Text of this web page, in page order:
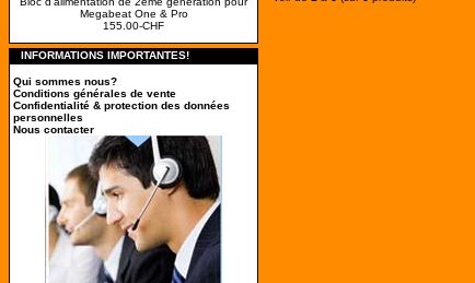
Megabeat One & Pro
155.00-CHF
INFORMATIONS IMPORTANTES!
Qui sommes nous?
Conditions générales de vente
Confidentialité & protection des données
personnelles
Nous contacter